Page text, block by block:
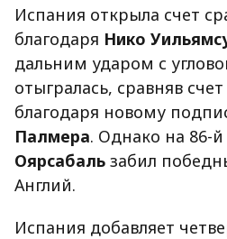
Испания открыла счет
благодаря Нико
дальним ударом с
отыгралась, сравняв
благодаря новому
Палмера. Однако на 86-
Оярсабаль забил
Англий.
Испания добавляет